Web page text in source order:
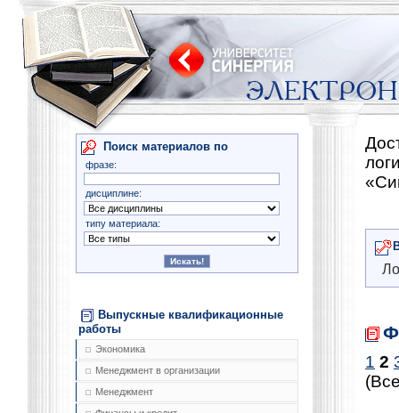
Поиск материалов по
фразе:
дисциплине:
типу материала:
Выпускные квалификационные
работы
Экономика
Менеджмент в организации
Менеджмент
1 2